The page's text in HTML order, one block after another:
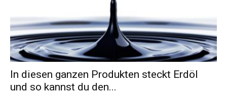
In diesen ganzen Produkten steckt Erdöl
und so kannst du den...